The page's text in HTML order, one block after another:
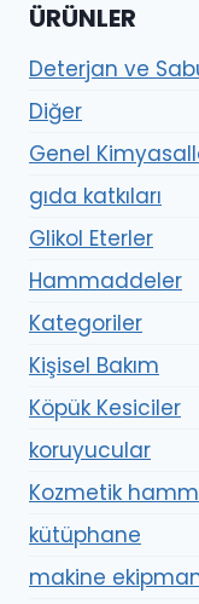
ÜRÜNLER
Deterjan ve
Diğer
Genel
gıda katkıları
Glikol Eterler
Hammaddeler
Kategoriler
Kişisel Bakım
Köpük Kesiciler
koruyucular
Kozmetik
kütüphane
makine